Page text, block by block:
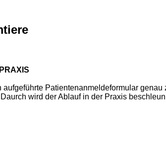
Patientenanmeldeformular
wird der Ablauf in der Praxis